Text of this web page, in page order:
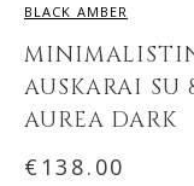
BLACK AMBER
AUSKARAI
AUREA DARK
€ 138.00